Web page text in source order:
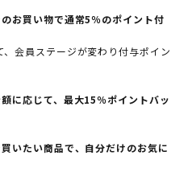
お買い物で通常5％のポイント付
会員ステージが変わり付与ポイン
に応じて、最大15％ポイントバッ
いたい商品で、自分だけのお気に